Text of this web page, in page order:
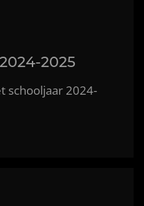
2025
schooljaar 2024-